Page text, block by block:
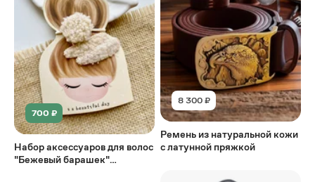
700 ₽
Набор аксессуаров для волос
"Бежевый барашек"
8 300 ₽
Ремень из натуральной кожи
с латунной пряжкой